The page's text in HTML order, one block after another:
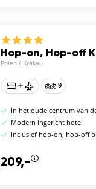
Hop-on, Hop-off
Polen / Krakau
9
In het oude centrum van de
Modern ingericht hotel
Inclusief hop-on, hop-off
209,-